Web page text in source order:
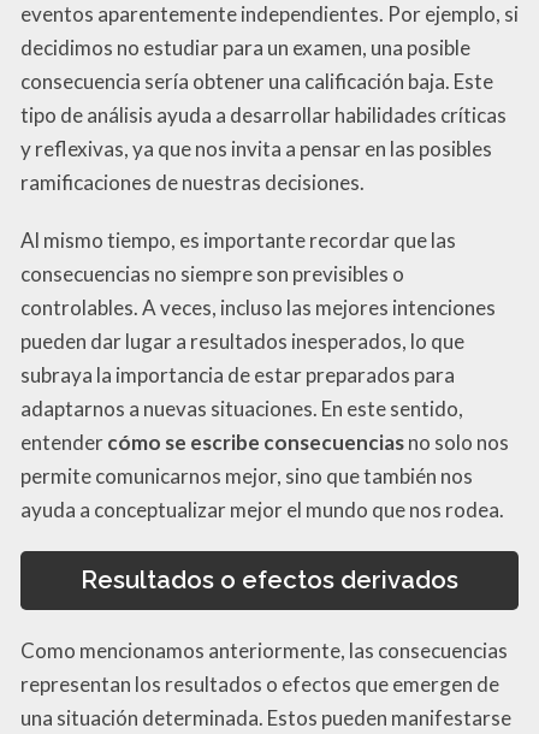
eventos aparentemente independientes. Por ejemplo, si
decidimos no estudiar para un examen, una posible
consecuencia sería obtener una calificación baja. Este
tipo de análisis ayuda a desarrollar habilidades críticas
y reflexivas, ya que nos invita a pensar en las posibles
ramificaciones de nuestras decisiones.
Al mismo tiempo, es importante recordar que las
consecuencias no siempre son previsibles o
controlables. A veces, incluso las mejores intenciones
pueden dar lugar a resultados inesperados, lo que
subraya la importancia de estar preparados para
adaptarnos a nuevas situaciones. En este sentido,
entendercómo se escribe consecuenciasno solo nos
permite comunicarnos mejor, sino que también nos
ayuda a conceptualizar mejor el mundo que nos rodea.
Resultados o efectos derivados
Como mencionamos anteriormente, las consecuencias
representan los resultados o efectos que emergen de
una situación determinada. Estos pueden manifestarse